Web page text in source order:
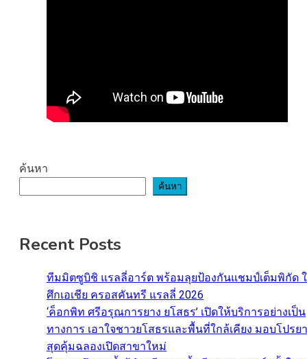
ค้นหา
ค้นหา
Recent Posts
ทีมมิตซูบิชิ แรลลี่อาร์ต พร้อมลุยป้องกันแชมป์เต็มพิกัด
ศึกเอเชีย ครอสคันทรี แรลลี่ 2026
‘ค็อกพิท ศรีอรุณการยาง ยโสธร’ เปิดให้บริการอย่างเป็น
ทางการ เอาใจชาวยโสธรและพื้นที่ใกล้เคียง มอบโปรย
สุดคุ้มฉลองเปิดสาขาใหม่